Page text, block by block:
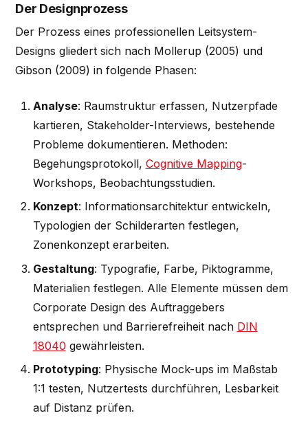
Der Designprozess
Der Prozess eines professionellen Leitsystem-
Designs gliedert sich nach Mollerup (2005) und
Gibson (2009) in folgende Phasen:
Analyse: Raumstruktur erfassen, Nutzerpfade
kartieren, Stakeholder-Interviews, bestehende
Probleme dokumentieren. Methoden:
Begehungsprotokoll, Cognitive Mapping-
Workshops, Beobachtungsstudien.
Konzept: Informationsarchitektur entwickeln,
Typologien der Schilderarten festlegen,
Zonenkonzept erarbeiten.
Gestaltung: Typografie, Farbe, Piktogramme,
Materialien festlegen. Alle Elemente müssen dem
Corporate Design des Auftraggebers
entsprechen und Barrierefreiheit nach DIN
18040 gewährleisten.
Prototyping: Physische Mock-ups im Maßstab
1:1 testen, Nutzertests durchführen, Lesbarkeit
auf Distanz prüfen.